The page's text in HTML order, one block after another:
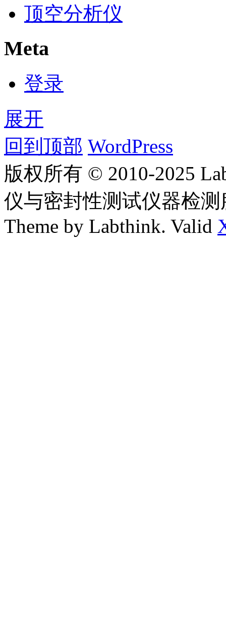
顶空分析仪
Meta
登录
展开
回到顶部 WordPress
版权所有 © 2010-2025
仪与密封性测试仪器检
Theme by Labthink. Valid